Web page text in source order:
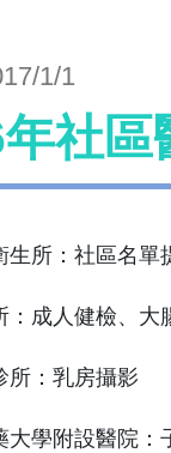
1/1
社區
生所：社區名單
：成人健檢、大
所：乳房攝影
大學附設醫院：